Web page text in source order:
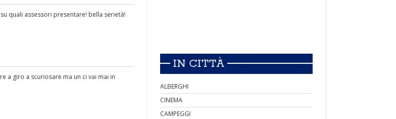
quali assessori presentare! bella serietà!
a giro a scuriosare ma un ci vai mai in
IN CITTÀ
ALBERGHI
CINEMA
CAMPEGGI